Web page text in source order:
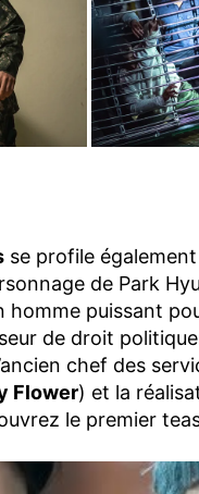
se profile
de Park
homme puissant
de droit
chef des
Flower) et la
le premier